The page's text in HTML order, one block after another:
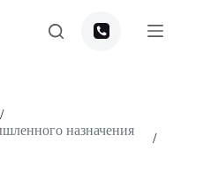
/
назначения
/